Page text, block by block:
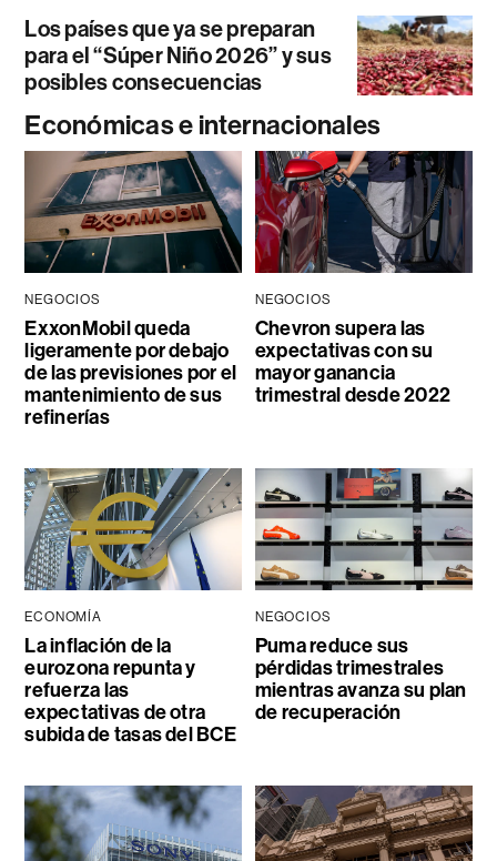
Los países que ya se preparan
para el “Súper Niño 2026” y sus
posibles consecuencias
Económicas e internacionales
NEGOCIOS
ExxonMobil queda
ligeramente por debajo
de las previsiones por el
mantenimiento de sus
refinerías
NEGOCIOS
Chevron supera las
expectativas con su
mayor ganancia
trimestral desde 2022
ECONOMÍA
La inflación de la
eurozona repunta y
refuerza las
expectativas de otra
subida de tasas del BCE
NEGOCIOS
Puma reduce sus
pérdidas trimestrales
mientras avanza su plan
de recuperación